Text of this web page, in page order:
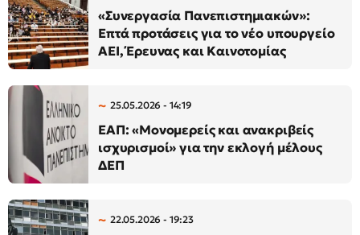
«Συνεργασία Πανεπιστημιακών»:
Επτά προτάσεις για το νέο υπουργείο
AEI, Έρευνας και Καινοτομίας
25.05.2026 - 14:19
ΕΑΠ: «Μονομερείς και ανακριβείς
ισχυρισμοί» για την εκλογή μέλους
ΔΕΠ
22.05.2026 - 19:23